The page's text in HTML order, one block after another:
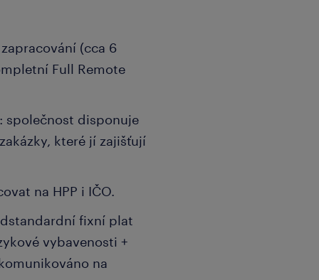
(cca 6
Full Remote
společnost disponuje
které jí zajišťují
na HPP i IČO.
fixní plat
vybavenosti +
na